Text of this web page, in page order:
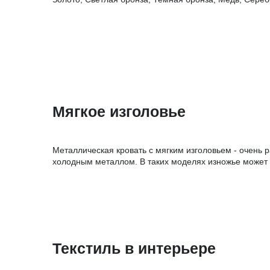
Мягкое изголовье
Металлическая кровать с мягким изголовьем - очень
холодным металлом. В таких моделях изножье может
Текстиль в интерьере